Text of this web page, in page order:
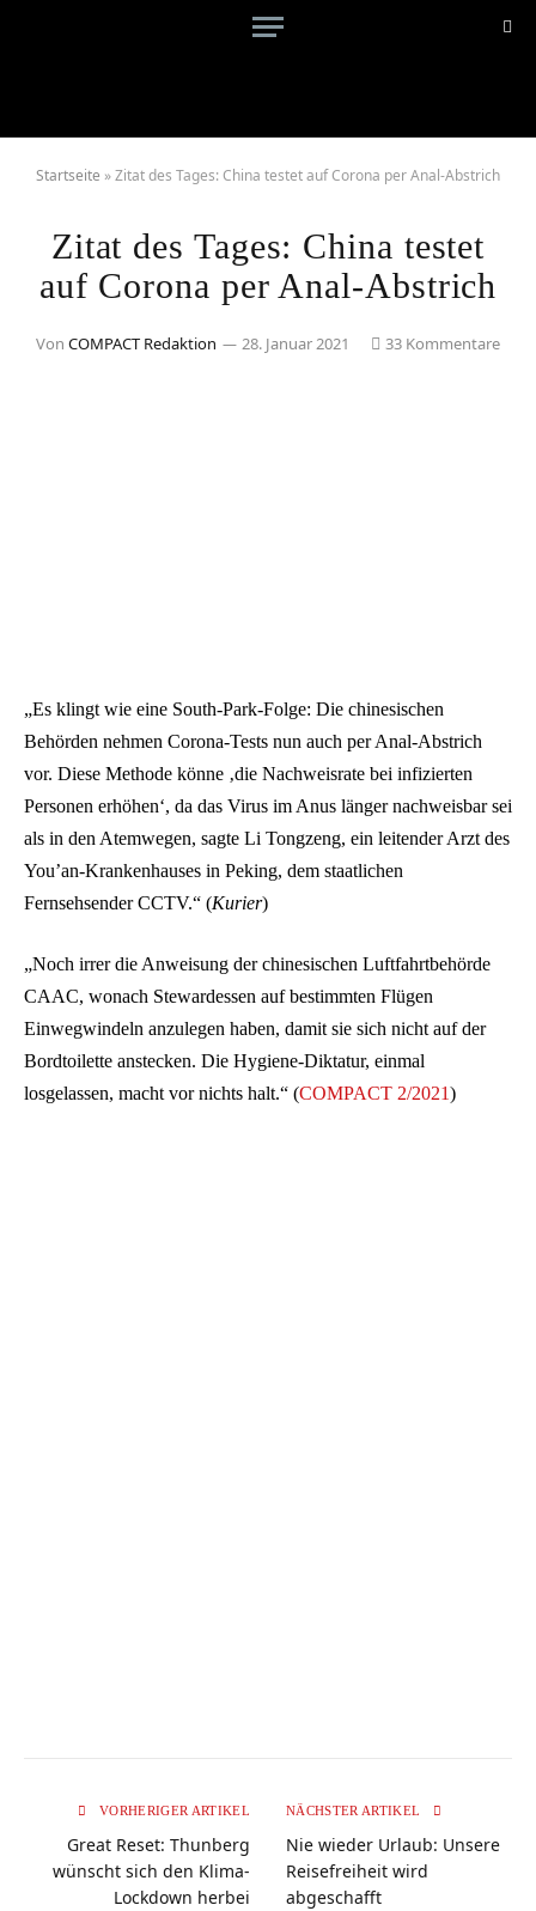
Startseite »Zitat des Tages: China testet auf Corona per Anal-Abstrich
Zitat des Tages: China testet
auf Corona per Anal-Abstrich
Von COMPACT Redaktion 28. Januar 2021 33 Kommentare
„Es klingt wie eine South-Park-Folge: Die chinesischen
Behörden nehmen Corona-Tests nun auch per Anal-Abstrich
vor. Diese Methode könne ‚die Nachweisrate bei infizierten
Personen erhöhen‘, da das Virus im Anus länger nachweisbar sei
als in den Atemwegen, sagte Li Tongzeng, ein leitender Arzt des
You’an-Krankenhauses in Peking, dem staatlichen
Fernsehsender CCTV.“ (Kurier)
„Noch irrer die Anweisung der chinesischen Luftfahrtbehörde
CAAC, wonach Stewardessen auf bestimmten Flügen
Einwegwindeln anzulegen haben, damit sie sich nicht auf der
Bordtoilette anstecken. Die Hygiene-Diktatur, einmal
losgelassen, macht vor nichts halt.“ (COMPACT 2/2021)
VORHERIGER ARTIKEL
Great Reset: Thunberg
wünscht sich den Klima-
Lockdown herbei
NÄCHSTER ARTIKEL
Nie wieder Urlaub: Unsere
Reisefreiheit wird
abgeschafft